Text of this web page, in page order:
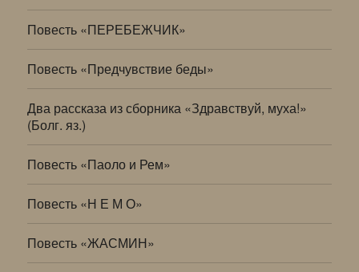
Повесть «ПЕРЕБЕЖЧИК»
Повесть «Предчувствие беды»
Два рассказа из сборника «Здравствуй, муха!»
(Болг. яз.)
Повесть «Паоло и Рем»
Повесть «Н Е М О»
Повесть «ЖАСМИН»